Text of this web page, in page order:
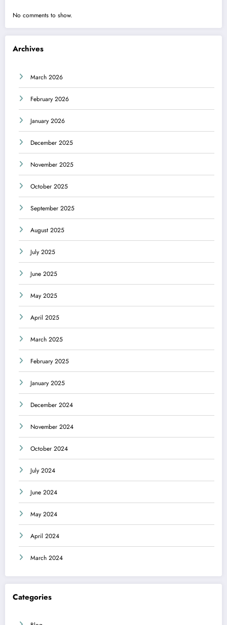
No comments to show.
Archives
March 2026
February 2026
January 2026
December 2025
November 2025
October 2025
September 2025
August 2025
July 2025
June 2025
May 2025
April 2025
March 2025
February 2025
January 2025
December 2024
November 2024
October 2024
July 2024
June 2024
May 2024
April 2024
March 2024
Categories